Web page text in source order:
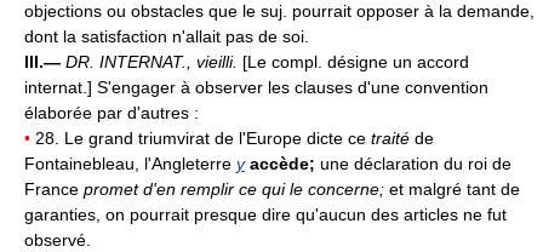
objections ou obstacles que le suj. pourrait opposer à la demande,
dont la satisfaction n'allait pas de soi.
III.— DR. INTERNAT., vieilli. [Le compl. désigne un accord
internat.] S'engager à observer les clauses d'une convention
élaborée par d'autres :
• 28. Le grand triumvirat de l'Europe dicte ce traité de
Fontainebleau, l'Angleterre y accède; une déclaration du roi de
France promet d'en remplir ce qui le concerne; et malgré tant de
garanties, on pourrait presque dire qu'aucun des articles ne fut
observé.